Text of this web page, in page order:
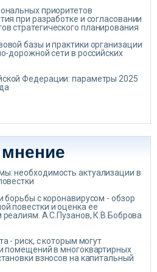
приоритетов
при разработке и согласовании
стратегического планирования
базы и практики организации
дорожной сети в российских
Федерации: параметры 2025
необходимость актуализации в
борьбы с коронавирусом - обзор
повестки и оценка ее
реалиям. А.С.Пузанов, К.В.Боброва
- риск, с которым могут
помещений в многоквартирных
взносов на капитальный